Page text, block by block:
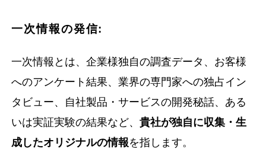
一次情報の発信:
一次情報とは、企業様独自の調査データ、お客様
へのアンケート結果、業界の専門家への独占イン
タビュー、自社製品・サービスの開発秘話、ある
いは実証実験の結果など、貴社が独自に収集・生
成したオリジナルの情報を指します。